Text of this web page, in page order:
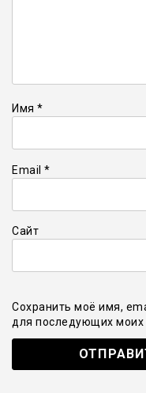
Имя *
Email *
Сайт
Сохранить моё имя,
для последующих моих